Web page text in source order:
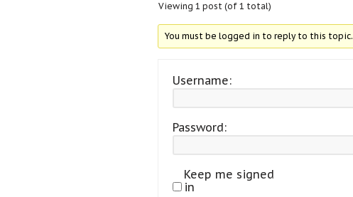
Viewing 1 post (of 1 total)
You must be logged in to reply to this topic.
Username:
Password:
Keep me signed
in